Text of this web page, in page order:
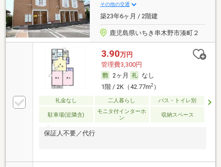
その他の交通
築23年6ヶ月 / 2階建
鹿児島県いちき串木野市湊町２
3.90万円
管理費3,300円
2ヶ月
なし
1階 / 2K（42.77m2）
礼金なし 二人暮らし バス・トイレ別
駐車場(近隣含)
モニタ付インターホ
ン
収納スペース
保証人不要／代行